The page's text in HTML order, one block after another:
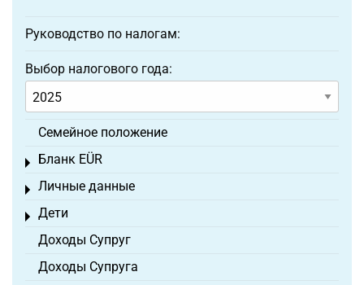
Руководство по налогам:
Выбор налогового года:
Семейное положение
Бланк EÜR
Toggle menu
Личные данные
Toggle menu
Дети
Toggle menu
Доходы Супруг
Доходы Супруга